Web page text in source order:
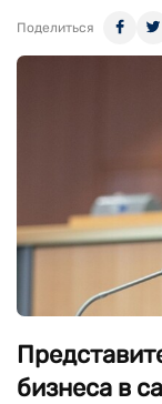
Поделиться
бизнеса в